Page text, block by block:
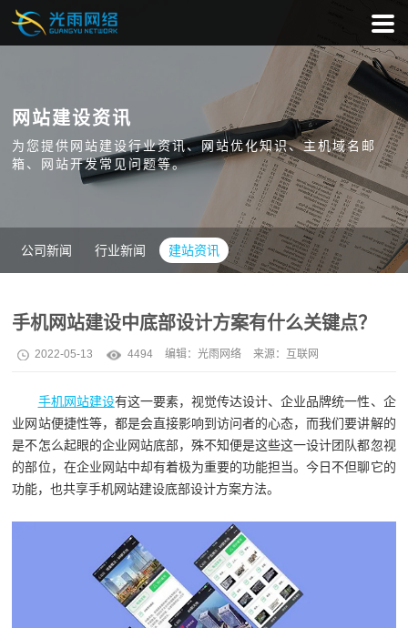
网站建设资讯
为您提供网站建设行业资讯、网站优化知识、主机域名邮
箱、网站开发常见问题等。
公司新闻 行业新闻 建站资讯
手机网站建设中底部设计方案有什么关键点？
2022-05-13 4494 编辑：光雨网络 来源：互联网
手机网站建设有这一要素，视觉传达设计、企业品牌统一性、企
业网站便捷性等，都是会直接影响到访问者的心态，而我们要讲解的
是不怎么起眼的企业网站底部，殊不知便是这些这一设计团队都忽视
的部位，在企业网站中却有着极为重要的功能担当。今日不但聊它的
功能，也共享手机网站建设底部设计方案方法。